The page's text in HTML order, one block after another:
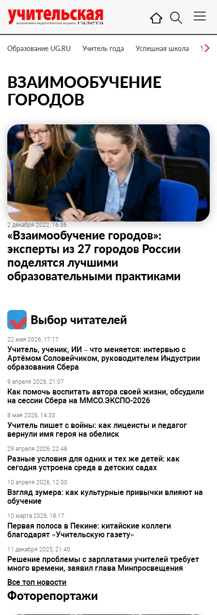
Образование UG.RU Учитель года Успешная школа
ВЗАИМООБУЧЕНИЕ
ГОРОДОВ
2 декабря 2022, 16:36
«Взаимообучение городов»:
эксперты из 27 городов России
поделятся лучшими
образовательными практиками
Выбор читателей
22 мая 2026, 17:17
Учитель, ученик, ИИ – что меняется: интервью с
Артёмом Соловейчиком, руководителем Индустрии
образования Сбера
9 апреля 2026, 21:07
Как помочь воспитать автора своей жизни, обсудили
на сессии Сбера на ММСО.ЭКСПО-2026
8 мая 2026, 14:33
Учитель пишет с войны: как лицеисты и педагог
вернули имя героя на обелиск
29 апреля 2026, 22:48
Разные условия для одних и тех же детей: как
сегодня устроена среда в детских садах
10 апреля 2026, 12:00
Взгляд зумера: как культурные привычки влияют на
обучение
10 марта 2026, 18:17
Первая полоса в Пекине: китайские коллеги
благодарят «Учительскую газету»
11 декабря 2025, 21:40
Решение проблемы с зарплатами учителей требует
много времени, заявил глава Минпросвещения
Все топ новости
Фоторепортажи